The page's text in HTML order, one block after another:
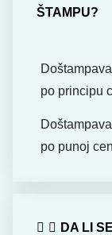
ŠTAMPU?
po principu
po punoj
DA LI